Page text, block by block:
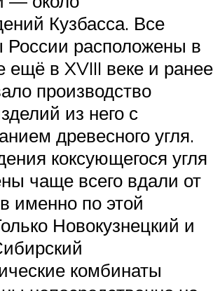
Кузбасса. Все
России расположены в
ещё в XVIII веке и ранее
производство
из него с
древесного угля.
коксующегося угля
чаще всего вдали от
именно по этой
Новокузнецкий и
комбинаты